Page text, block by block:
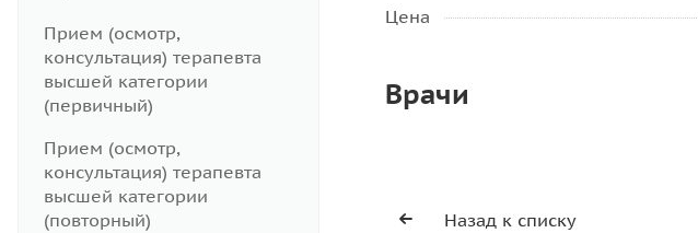
Прием (осмотр,
консультация) терапевта
высшей категории
(первичный)
Прием (осмотр,
консультация) терапевта
высшей категории
(повторный)
Цена
Врачи
Назад к списку